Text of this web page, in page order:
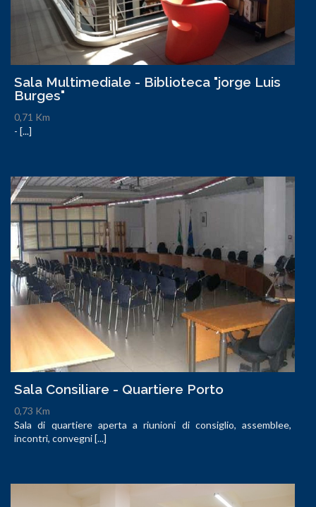
Sala Multimediale - Biblioteca "jorge Luis
Burges"
0,71 Km
- [...]
Sala Consiliare - Quartiere Porto
0,73 Km
Sala di quartiere aperta a riunioni di consiglio, assemblee,
incontri, convegni [...]